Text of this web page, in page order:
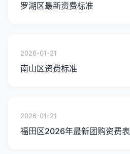
罗湖区最新资费标准
2026-01-21
南山区资费标准
2026-01-21
福田区2026年最新团购资费表